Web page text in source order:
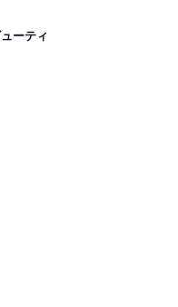
ーティ